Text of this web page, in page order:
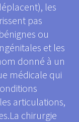
les
pas
ou
et les
donné à un
médicale qui
articulations,
chirurgie